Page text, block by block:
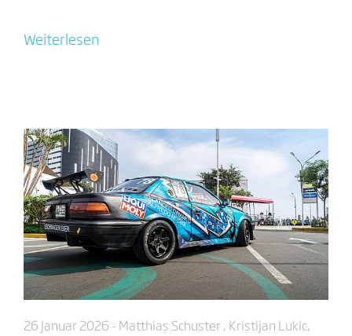
Weiterlesen
26 Januar 2026 - Matthias Schuster , Kristijan Lukic,